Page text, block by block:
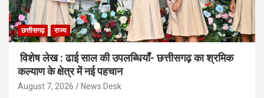
छत्तीसगढ़ राज्य
विशेष लेख : ढाई साल की उपलब्धियाँ- छत्तीसगढ़ का श्रमिक
कल्याण के क्षेत्र में नई पहचान
August 7, 2026 News Desk